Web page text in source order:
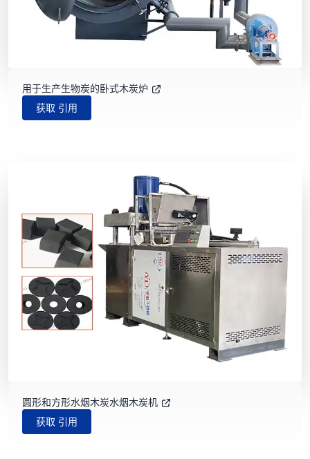
用于生产生物炭的卧式木炭炉
获取 引用
圆形和方形水烟木炭水烟木炭机
获取 引用